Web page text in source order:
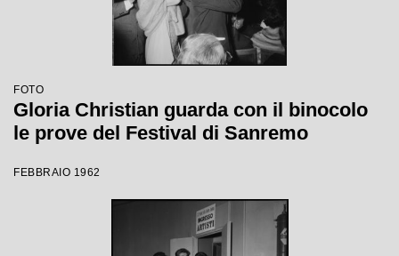
FOTO
Gloria Christian guarda con il binocolo
le prove del Festival di Sanremo
FEBBRAIO 1962